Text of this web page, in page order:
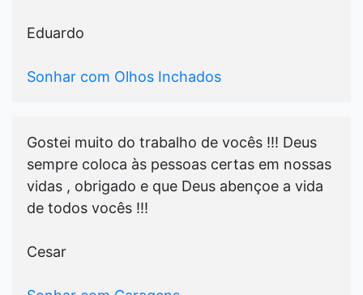
Eduardo
Sonhar com Olhos Inchados
Gostei muito do trabalho de vocês !!! Deus
sempre coloca às pessoas certas em nossas
vidas , obrigado e que Deus abençoe a vida
de todos vocês !!!
Cesar